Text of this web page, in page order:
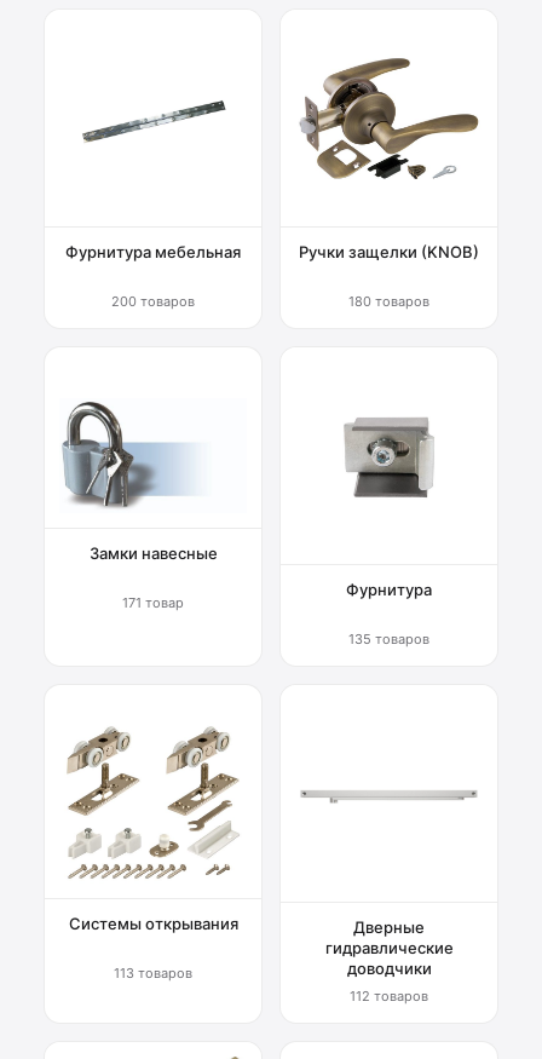
Фурнитура мебельная
200 товаров
Ручки защелки (KNOB)
180 товаров
Замки навесные
171 товар
Фурнитура
135 товаров
Системы открывания
113 товаров
Дверные
гидравлические
доводчики
112 товаров